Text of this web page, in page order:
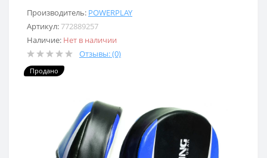
Производитель: POWERPLAY
Артикул:772889257
Наличие: Нет в наличии
Отзывы: (0)
Продано